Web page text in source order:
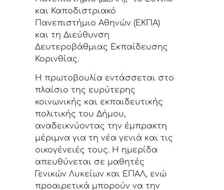
και Καποδιστριακό
Πανεπιστήμιο Αθηνών (ΕΚΠΑ)
και τη Διεύθυνση
Δευτεροβάθμιας Εκπαίδευσης
Κορινθίας.
Η πρωτοβουλία εντάσσεται στο
πλαίσιο της ευρύτερης
κοινωνικής και εκπαιδευτικής
πολιτικής του Δήμου,
αναδεικνύοντας την έμπρακτη
μέριμνα για τη νέα γενιά και τις
οικογένειές τους. Η ημερίδα
απευθύνεται σε μαθητές
Γενικών Λυκείων και ΕΠΑΛ, ενώ
προαιρετικά μπορούν να την